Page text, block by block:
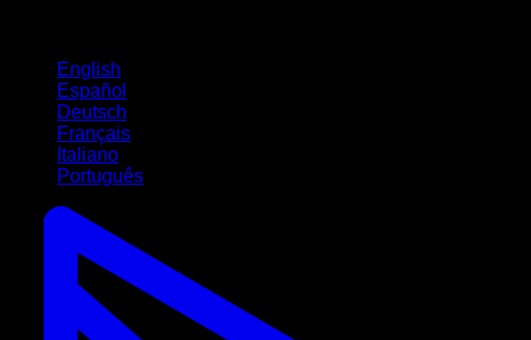
English
Español
Deutsch
Français
Italiano
Português